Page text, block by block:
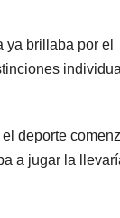
ya brillaba por el
deporte
a jugar la